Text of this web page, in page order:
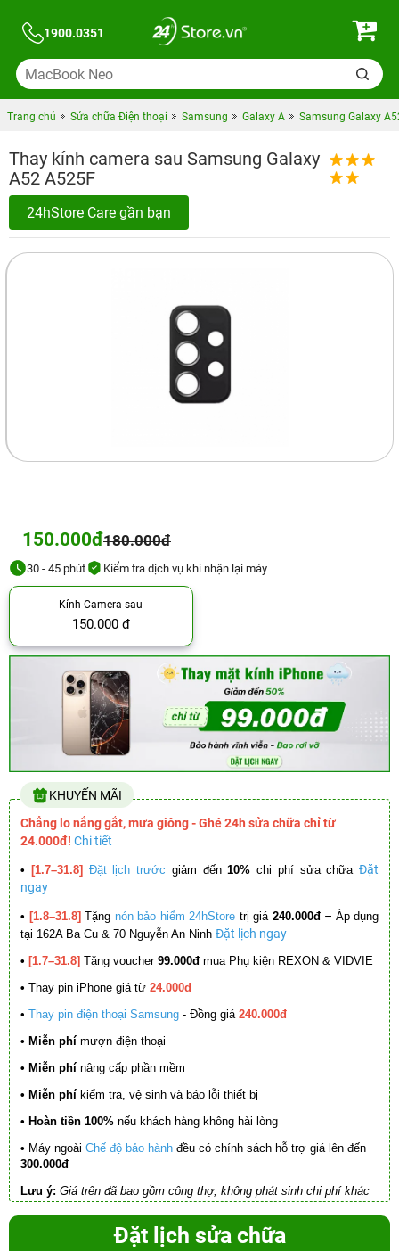
1900.0351
Trang chủ Sửa chữa Điện thoại Samsung Galaxy A Samsung Galaxy
Thay kính camera sau Samsung Galaxy
A52 A525F
24hStore Care gần bạn
150.000đ180.000đ
30 - 45 phút Kiểm tra dịch vụ khi nhận lại máy
Kính Camera sau
150.000 đ
KHUYẾN MÃI
Chẳng lo nắng gắt, mưa giông - Ghé 24h sửa chữa chỉ từ
24.000đ! Chi tiết
• [1.7–31.8] Đặt lịch trước giảm đến10% chi phí sửa chữa Đặt
ngay
• [1.8–31.8] Tặng nón bảo hiểm 24hStore trị giá 240.000đ – Áp dụng
tại 162A Ba Cu & 70 Nguyễn An Ninh Đặt lịch ngay
• [1.7–31.8] Tặng voucher 99.000đ mua Phụ kiện REXON & VIDVIE
• Thay pin iPhone giá từ 24.000đ
• Thay pin điện thoại Samsung - Đồng giá 240.000đ
• Miễn phí mượn điện thoại
• Miễn phí nâng cấp phần mềm
• Miễn phí kiểm tra, vệ sinh và báo lỗi thiết bị
• Hoàn tiền 100% nếu khách hàng không hài lòng
• Máy ngoài Chế độ bảo hành đều có chính sách hỗ trợ giá lên đến
300.000đ
Lưu ý: Giá trên đã bao gồm công thợ, không phát sinh chi phí khác
Đặt lịch sửa chữa